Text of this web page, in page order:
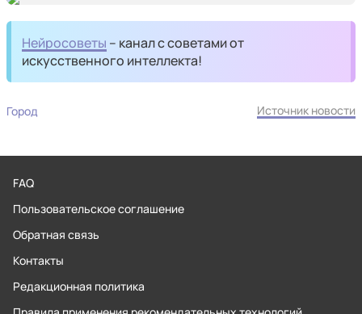
Нейросоветы – канал с советами от
искусственного интеллекта!
Город Источник новости
FAQ
Пользовательское соглашение
Обратная связь
Контакты
Редакционная политика